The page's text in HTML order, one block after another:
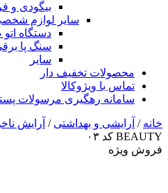
بیگودی و
سایر لوازم
دستگاه
سنگ پا
سایر
محصولات تخفیف دار
تماس با ویژوکالا
سامانه رهگیری مرسولات
خانه / آرایشی و بهداشتی / آرایش
BEAUTY کد ۰۳
فروش ویژه